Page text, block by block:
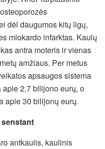
dėl daugumos kitų ligų,
miokardo infarktas. Kaulų
antra moteris ir vienas
amžiaus. Per metus
apsaugos sistema
2,7 bilijono eurų, o
apie 30 bilijonų eurų.
antkaulis, kaulinis